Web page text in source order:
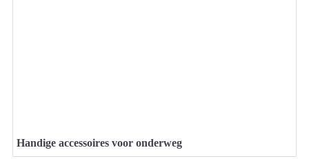
Handige accessoires voor onderweg